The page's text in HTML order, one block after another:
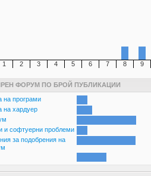
1 2 3 4 5 6 7 8 9
ФОРУМ ПО БРОЙ ПУБЛИКАЦИИ
на програми
на хардуер
и софтуерни проблеми
за подобрения на